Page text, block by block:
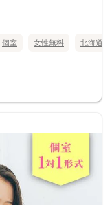
個室 女性無料 北海道